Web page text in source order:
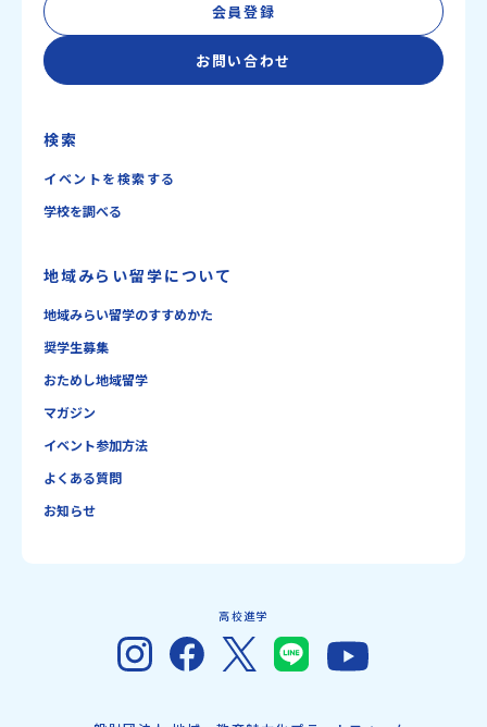
会員登録
お問い合わせ
検索
イベントを検索する
学校を調べる
地域みらい留学について
地域みらい留学のすすめかた
奨学生募集
おためし地域留学
マガジン
イベント参加方法
よくある質問
お知らせ
高校進学